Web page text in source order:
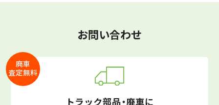
お問い合わせ
廃車
査定無料
トラック部品・廃車に